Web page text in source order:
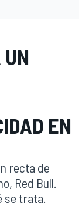
UN
EN
recta de
Red Bull.
se trata.